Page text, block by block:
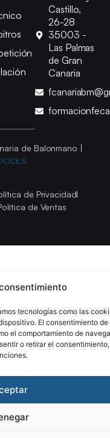
tecnologías como las
El consentimiento de
el comportamiento de
o retirar el
Castillo,
26-28
35003 -
Las Palmas
de Gran
Canaria
de Balonmano |
de Privacidad
de Ventas